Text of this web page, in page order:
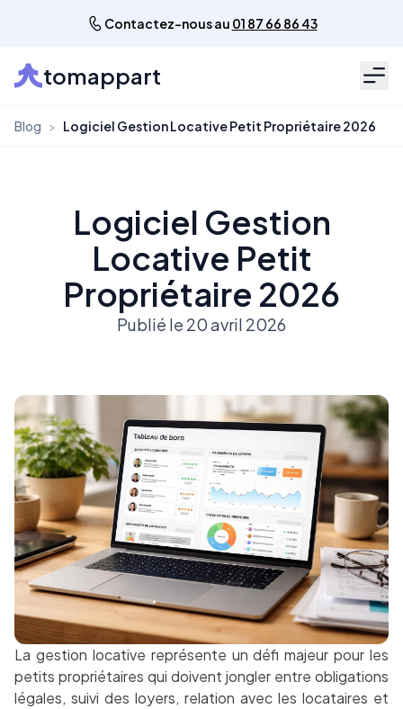
Contactez-nous au 01 87 66 86 43
tomappart
Blog > Logiciel Gestion Locative Petit Propriétaire 2026
Logiciel Gestion
Locative Petit
Propriétaire 2026
Publié le 20 avril 2026
La gestion locative représente un défi majeur pour les
petits propriétaires qui doivent jongler entre obligations
légales, suivi des loyers, relation avec les locataires et